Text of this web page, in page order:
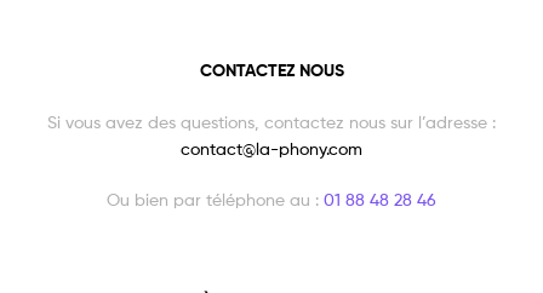
CONTACTEZ NOUS
Si vous avez des questions, contactez nous sur l’adresse :
contact@la-phony.com
Ou bien par téléphone au : 01 88 48 28 46